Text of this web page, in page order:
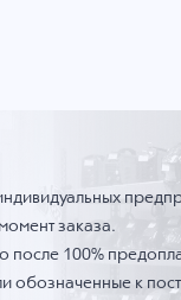
заказа.
после 100%
обозначенные к